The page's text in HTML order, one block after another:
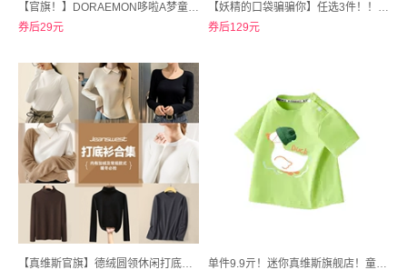
【官旗！】DORAEMON哆啦A梦童装T恤儿童半袖上衣
券后29元
【妖精的口袋骗骗你】任选3件！！治愈萌宠22色多巴胺短袖t恤女
券后129元
【真维斯官旗】德绒圆领休闲打底衫男女长袖上衣 单件9.9亓！迷你真维斯旗舰店！童装任选5件